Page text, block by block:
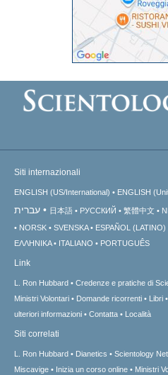
Siti internazionali
ENGLISH (US/International) ENGLISH
עברית 日本語 РУССКИЙ 繁體中文
NORSK
SVENSKA ESPAÑOL (LATINO)
ΕΛΛΗΝΙΚA
ITALIANO PORTUGUÊS
Link
L. Ron Hubbard Credenze e pratiche di
Ministri Volontari
Domande ricorrenti Libri
ulteriori informazioni
Contatta Località
Siti correlati
L. Ron Hubbard Dianetics Scientology
Miscavige
Inizia un corso online Ministri